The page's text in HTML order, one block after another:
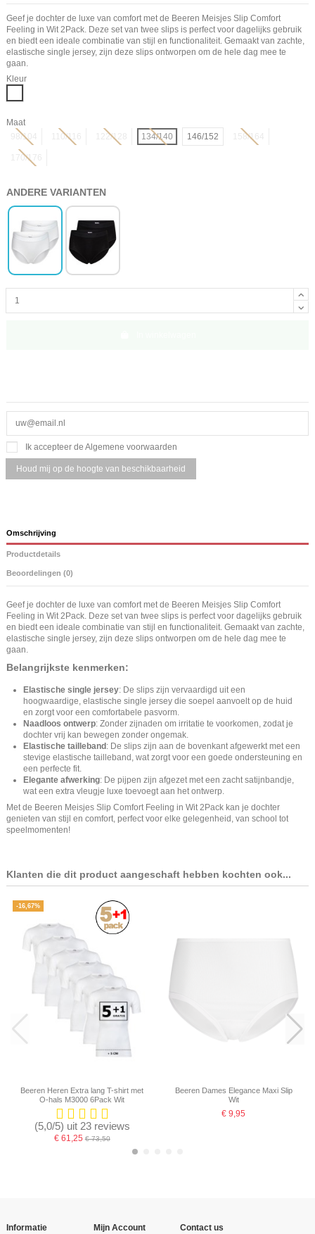
Geef je dochter de luxe van comfort met de Beeren Meisjes Slip Comfort
Feeling in Wit 2Pack. Deze set van twee slips is perfect voor dagelijks gebruik
en biedt een ideale combinatie van stijl en functionaliteit. Gemaakt van zachte,
elastische single jersey, zijn deze slips ontworpen om de hele dag mee te
gaan.
Kleur
Maat
98/104
110/116 122/128 134/140 146/152 158/164
170/176
ANDERE VARIANTEN
Ik accepteer de Algemene voorwaarden
Omschrijving
Productdetails
Beoordelingen (0)
Geef je dochter de luxe van comfort met de Beeren Meisjes Slip Comfort
Feeling in Wit 2Pack. Deze set van twee slips is perfect voor dagelijks gebruik
en biedt een ideale combinatie van stijl en functionaliteit. Gemaakt van zachte,
elastische single jersey, zijn deze slips ontworpen om de hele dag mee te
gaan.
Belangrijkste kenmerken:
Elastische single jersey: De slips zijn vervaardigd uit een
hoogwaardige, elastische single jersey die soepel aanvoelt op de huid
en zorgt voor een comfortabele pasvorm.
Naadloos ontwerp: Zonder zijnaden om irritatie te voorkomen, zodat je
dochter vrij kan bewegen zonder ongemak.
Elastische tailleband : De slips zijn aan de bovenkant afgewerkt met een
stevige elastische tailleband, wat zorgt voor een goede ondersteuning en
een perfecte fit.
Elegante afwerking: De pijpen zijn afgezet met een zacht satijnbandje,
wat een extra vleugje luxe toevoegt aan het ontwerp.
Met de Beeren Meisjes Slip Comfort Feeling in Wit 2Pack kan je dochter
genieten van stijl en comfort, perfect voor elke gelegenheid, van school tot
speelmomenten!
Klanten die dit product aangeschaft hebben kochten ook...
-16,67%
Beeren Heren Extra lang T-shirt met
O-hals M3000 6Pack Wit
(5,0/5) uit 23 reviews
€ 61,25€ 73,50
Beeren Dames Elegance Maxi Slip
Wit
€ 9,95
Informatie Mijn Account Contact us